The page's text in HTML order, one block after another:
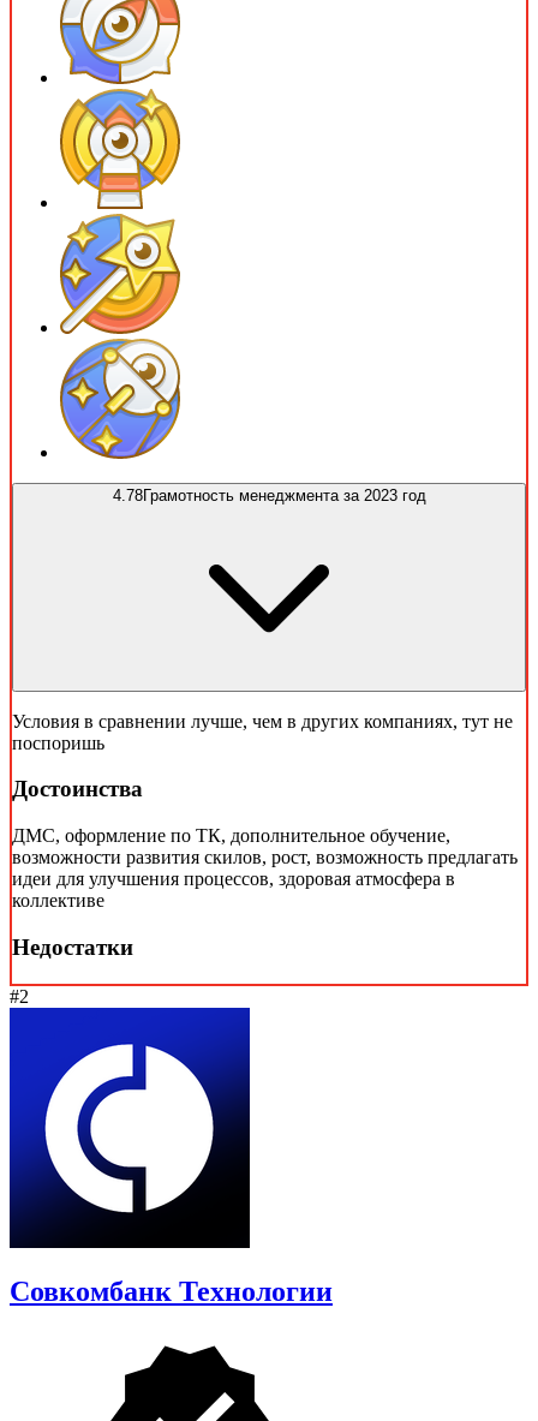
4.78Грамотность менеджмента за 2023 год
Условия в сравнении лучше, чем в других компаниях, тут не
поспоришь
Достоинства
ДМС, оформление по ТК, дополнительное обучение,
возможности развития скилов, рост, возможность предлагать
идеи для улучшения процессов, здоровая атмосфера в
коллективе
Недостатки
#2
Совкомбанк Технологии